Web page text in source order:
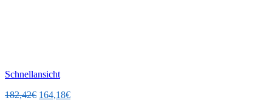
Schnellansicht
182,42€ Ursprünglicher
164,18€Aktueller